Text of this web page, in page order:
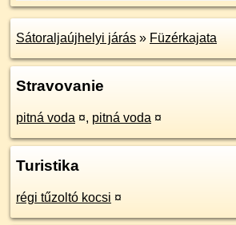
Sátoraljaújhelyi járás » Füzérkajata
Stravovanie
pitná voda ¤, pitná voda ¤
Turistika
régi tűzoltó kocsi ¤